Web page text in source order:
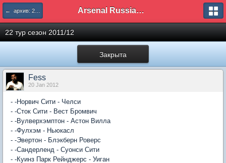
← архив: 2011/12 Arsenal Russian Speaking Supporters Club
22 тур сезон 2011/12
Закрыта
Fess
20 Jan 2012
- -Норвич Сити - Челси
- -Сток Сити - Вест Бромвич
- -Вулверхэмптон - Астон Вилла
- -Фулхэм - Ньюкасл
- -Эвертон - Блэкберн Роверс
- -Сандерленд - Суонси Сити
- -Куинз Парк Рейнджерс - Уиган